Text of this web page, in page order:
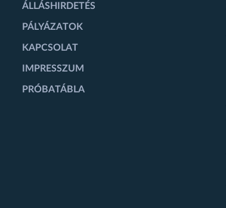
ÁLLÁSHIRDETÉS
PÁLYÁZATOK
KAPCSOLAT
IMPRESSZUM
PRÓBATÁBLA